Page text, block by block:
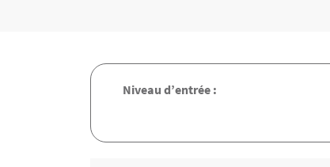
Niveau d’entrée :